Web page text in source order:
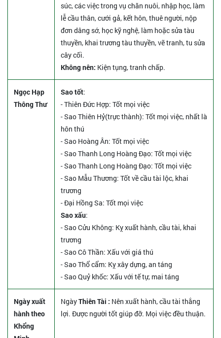
súc, các việc trong vụ chăn nuôi, nhập học, làm
lễ cầu thân, cưới gả, kết hôn, thuê người, nộp
đơn dâng sớ, học kỹ nghệ, làm hoặc sửa tàu
thuyền, khai trương tàu thuyền, vẽ tranh, tu sửa
cây cối.
Không nên: Kiện tụng, tranh chấp.
Ngọc Hạp
Thông Thư
Sao tốt:
- Thiên Đức Hợp: Tốt mọi việc
- Sao Thiên Hỷ(trực thành): Tốt mọi việc, nhất là
hôn thú
- Sao Hoàng Ân: Tốt mọi việc
- Sao Thanh Long Hoàng Đạo: Tốt mọi việc
- Sao Thanh Long Hoàng Đạo: Tốt mọi việc
- Sao Mẫu Thương: Tốt về cầu tài lộc, khai
trương
- Đại Hồng Sa: Tốt mọi việc
Sao xấu:
- Sao Cửu Không: Kỵ xuất hành, cầu tài, khai
trương
- Sao Cô Thần: Xấu với giá thú
- Sao Thổ cẩm: Kỵ xây dựng, an táng
- Sao Quỷ khốc: Xấu với tế tự, mai táng
Ngày xuất
hành theo
Khổng
NgàyThiên Tài : Nên xuất hành, cầu tài thắng
lợi. Được người tốt giúp đỡ. Mọi việc đều thuận.